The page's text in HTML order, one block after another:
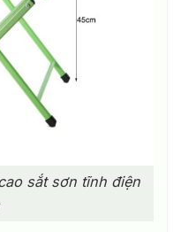
sắt sơn tĩnh điện